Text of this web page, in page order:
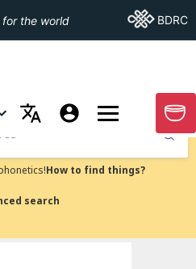
the world Go ToBDRC
OF MORE PAGES
GO
Submit
How to find things?
search